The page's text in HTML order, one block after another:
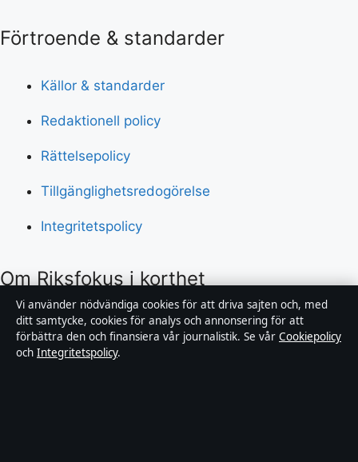
Förtroende & standarder
Källor & standarder
Redaktionell policy
Rättelsepolicy
Tillgänglighetsredogörelse
Integritetspolicy
Om Riksfokus i korthet
Riksfokus är en oberoende svensk digital nyhetssajt
med fokus på film, tv, kultur och nöjesnyheter. Varje
artikel har en namngiven byline, granskas av en
Vi använder nödvändiga cookies för att driva sajten och, med
ditt samtycke, cookies för analys och annonsering för att
förbättra den och finansiera vår journalistik. Se vår Cookiepolicy
och Integritetspolicy.